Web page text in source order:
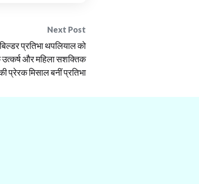
Next Post
प्रतिभा थपलियाल को
उत्कर्ष और महिला सशक्तिक
प्रेरक मिसाल बनीं प्रतिभा